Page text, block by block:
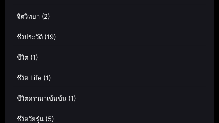
จิตวิทยา (2)
ชีวประวัติ (19)
ชีวิต (1)
ชีวิต Life (1)
ชีวิตดราม่าเข้มข้น (1)
ชีวิตวัยรุ่น (5)